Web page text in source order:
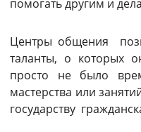
помогать другим и
Центры общения
таланты, о которых
просто не было
мастерства или
государству